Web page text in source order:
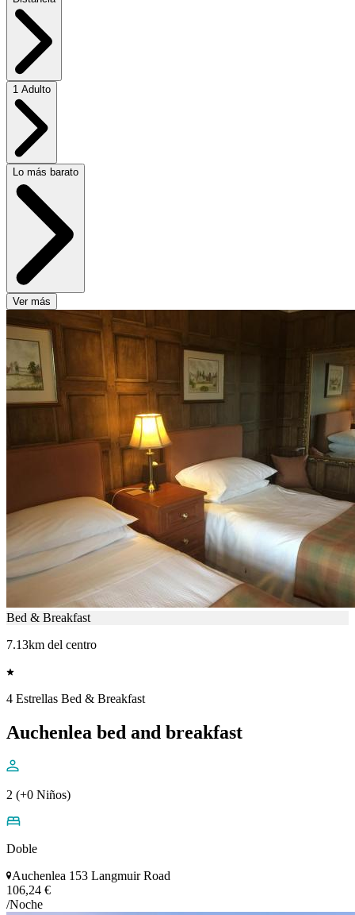
1 Adulto
Lo más barato
Ver más
Bed & Breakfast
7.13km del centro
4 Estrellas Bed & Breakfast
Auchenlea bed and breakfast
2 (+0 Niños)
Doble
Auchenlea 153 Langmuir Road
106,24 €
/Noche